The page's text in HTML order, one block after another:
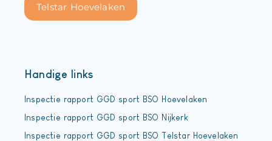
Telstar Hoevelaken
Handige links
Inspectie rapport GGD sport BSO Hoevelaken
Inspectie rapport GGD sport BSO Nijkerk
Inspectie rapport GGD sport BSO Telstar Hoevelaken